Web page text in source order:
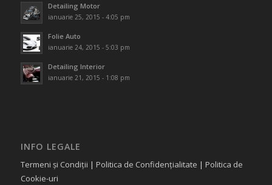
Detailing Motor
ianuarie 25, 2015 - 4:05 pm
Folie Auto
ianuarie 24, 2015 - 5:03 pm
Detailing Interior
ianuarie 21, 2015 - 1:08 pm
INFO LEGALE
Termeni și Condiții | Politica de Confidențialitate | Politica de
Cookie-uri